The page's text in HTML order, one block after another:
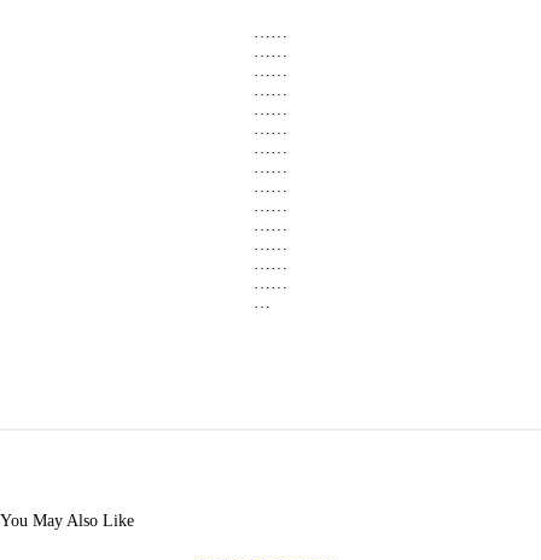
……
……
……
……
……
……
……
……
……
……
……
……
……
……
…
You May Also Like